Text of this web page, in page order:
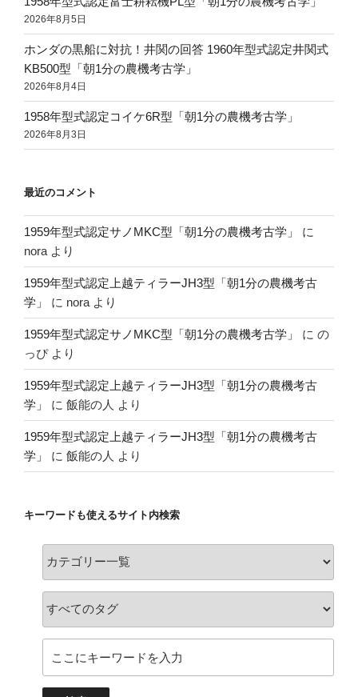
2026年8月5日
ホンダの黒船に対抗！井関の回答 1960年型式認定井関式
KB500型「朝1分の農機考古学」
2026年8月4日
1958年型式認定コイケ6R型「朝1分の農機考古学」
2026年8月3日
最近のコメント
1959年型式認定サノMKC型「朝1分の農機考古学」
に
nora より
1959年型式認定上越ティラーJH3型「朝1分の農機考古
学」
に nora より
1959年型式認定サノMKC型「朝1分の農機考古学」 に の
っぴより
1959年型式認定上越ティラーJH3型「朝1分の農機考古
学」
に 飯能の人 より
1959年型式認定上越ティラーJH3型「朝1分の農機考古
学」
に 飯能の人 より
キーワードも使えるサイト内検索